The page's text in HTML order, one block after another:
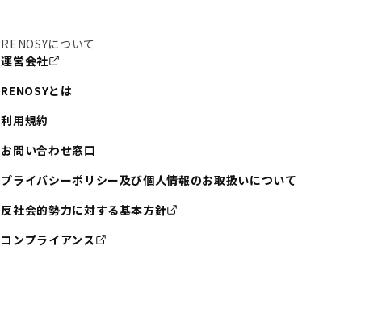
RENOSYについて
運営会社
RENOSYとは
利用規約
お問い合わせ窓口
プライバシーポリシー及び個人情報のお取扱いについて
反社会的勢力に対する基本方針
コンプライアンス